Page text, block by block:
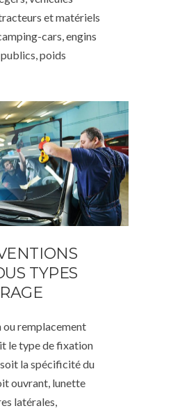
et matériels
cars, engins
poids
TYPES
ou remplacement
le type de fixation
la spécificité du
ouvrant, lunette
latérales,